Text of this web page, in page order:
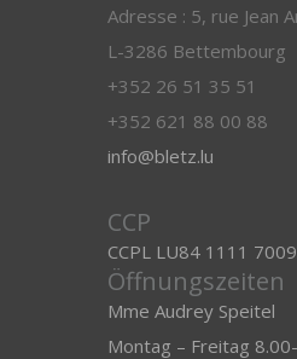
Adresse : 5, rue Jean
L-3286 Bettembourg
+352 26 51 35 51
+352 621 88 00 88
info@bletz.lu
CCP
CCPL LU84 1111
Öffnungszeiten
Mme Audrey Speitel
Montag – Freitag